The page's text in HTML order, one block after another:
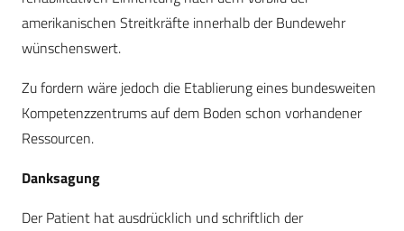
amerikanischen Streitkräfte innerhalb der Bundewehr
wünschenswert.
Zu fordern wäre jedoch die Etablierung eines bundesweiten
Kompetenzzentrums auf dem Boden schon vorhandener
Ressourcen.
Danksagung
Der Patient hat ausdrücklich und schriftlich der